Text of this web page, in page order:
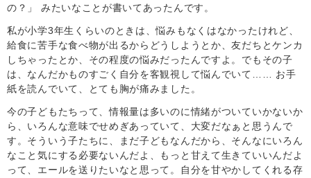
の？」 みたいなことが書いてあったんです。
私が小学3年生くらいのときは、悩みもなくはなかったけれど、
給食に苦手な食べ物が出るからどうしようとか、友だちとケンカ
しちゃったとか、その程度の悩みだったんですよ。でもその子
は、なんだかものすごく自分を客観視して悩んでいて…… お手
紙を読んでいて、とても胸が痛みました。
今の子どもたちって、情報量は多いのに情緒がついていかないか
ら、いろんな意味でせめぎあっていて、大変だなぁと思うんで
す。そういう子たちに、まだ子どもなんだから、そんなにいろん
なこと気にする必要ないんだよ、もっと甘えて生きていいんだよ
って、エールを送りたいなと思って。自分を甘やかしてくれる存